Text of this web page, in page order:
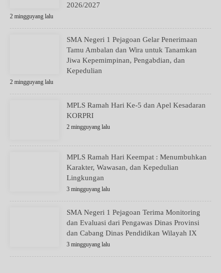
2026/2027
2 mingguyang lalu
SMA Negeri 1 Pejagoan Gelar Penerimaan
Tamu Ambalan dan Wira untuk Tanamkan
Jiwa Kepemimpinan, Pengabdian, dan
Kepedulian
2 mingguyang lalu
MPLS Ramah Hari Ke-5 dan Apel Kesadaran
KORPRI
2 mingguyang lalu
MPLS Ramah Hari Keempat : Menumbuhkan
Karakter, Wawasan, dan Kepedulian
Lingkungan
3 mingguyang lalu
SMA Negeri 1 Pejagoan Terima Monitoring
dan Evaluasi dari Pengawas Dinas Provinsi
dan Cabang Dinas Pendidikan Wilayah IX
3 mingguyang lalu